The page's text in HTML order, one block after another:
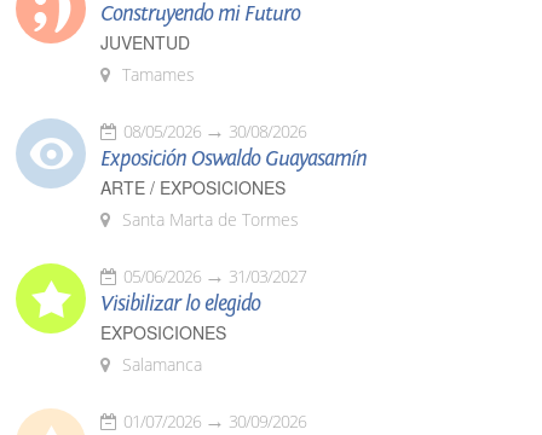
Construyendo mi Futuro
JUVENTUD
Tamames
08/05/2026 30/08/2026
Exposición Oswaldo Guayasamín
ARTE / EXPOSICIONES
Santa Marta de Tormes
05/06/2026 31/03/2027
Visibilizar lo elegido
EXPOSICIONES
Salamanca
01/07/2026 30/09/2026